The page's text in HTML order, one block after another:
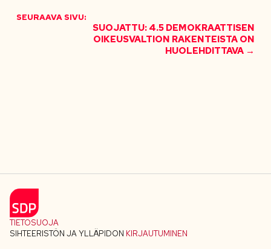
SEURAAVA SIVU:
SUOJATTU: 4.5 DEMOKRAATTISEN
OIKEUSVALTION RAKENTEISTA ON
HUOLEHDITTAVA →
TIETOSUOJA
SIHTEERISTÖN JA YLLÄPIDON KIRJAUTUMINEN